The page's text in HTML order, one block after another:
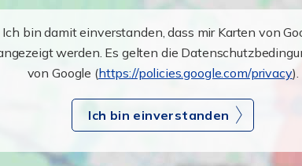
Ich bin damit einverstanden, dass mir Karten von
werden. Es gelten die
von Google (https://policies.google.com/privacy).
Ich bin einverstanden